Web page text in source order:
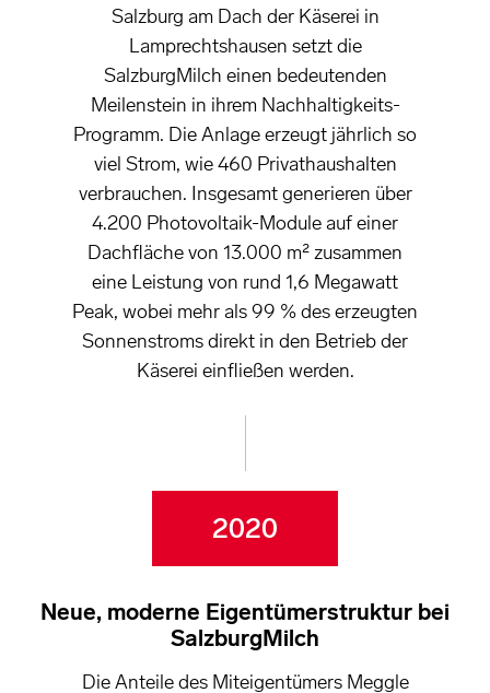
Salzburg am Dach der Käserei in
Lamprechtshausen setzt die
SalzburgMilch einen bedeutenden
Meilenstein in ihrem Nachhaltigkeits-
Programm. Die Anlage erzeugt jährlich so
viel Strom, wie 460 Privathaushalten
verbrauchen. Insgesamt generieren über
4.200 Photovoltaik-Module auf einer
Dachfläche von 13.000 m² zusammen
eine Leistung von rund 1,6 Megawatt
Peak, wobei mehr als 99 % des erzeugten
Sonnenstroms direkt in den Betrieb der
Käserei einfließen werden.
2020
Neue, moderne Eigentümerstruktur bei
SalzburgMilch
Die Anteile des Miteigentümers Meggle